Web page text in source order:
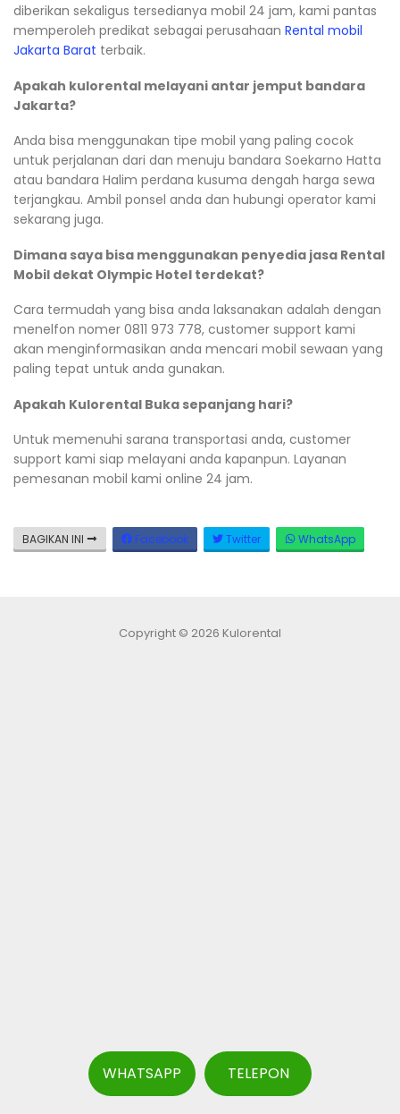
diberikan sekaligus tersedianya mobil 24 jam, kami pantas
memperoleh predikat sebagai perusahaan Rental mobil
Jakarta Barat terbaik.
Apakah kulorental melayani antar jemput bandara
Jakarta?
Anda bisa menggunakan tipe mobil yang paling cocok
untuk perjalanan dari dan menuju bandara Soekarno Hatta
atau bandara Halim perdana kusuma dengah harga sewa
terjangkau. Ambil ponsel anda dan hubungi operator kami
sekarang juga.
Dimana saya bisa menggunakan penyedia jasa Rental
Mobil dekat Olympic Hotel terdekat?
Cara termudah yang bisa anda laksanakan adalah dengan
menelfon nomer 0811 973 778, customer support kami
akan menginformasikan anda mencari mobil sewaan yang
paling tepat untuk anda gunakan.
Apakah Kulorental Buka sepanjang hari?
Untuk memenuhi sarana transportasi anda, customer
support kami siap melayani anda kapanpun. Layanan
pemesanan mobil kami online 24 jam.
BAGIKAN INI Facebook Twitter WhatsApp
Copyright © 2026 Kulorental
WHATSAPP TELEPON